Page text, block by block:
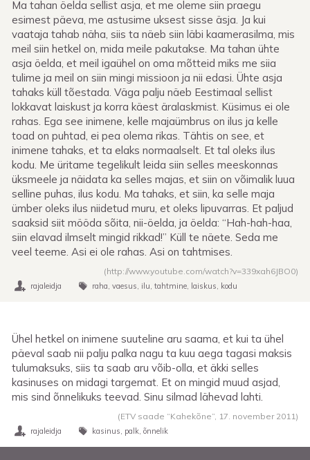
Ma tahan öelda sellist asja, et me oleme siin praegu
esimest päeva, me astusime uksest sisse äsja. Ja kui
vaataja tahab näha, siis ta näeb siin läbi kaamerasilma, mis
meil siin hetkel on, mida meile pakutakse. Ma tahan ühte
asja öelda, et meil igaühel on oma mõtteid miks me siia
tulime ja meil on siin mingi missioon ja nii edasi. Ühte asja
tahaks küll tõestada. Väga palju näeb Eestimaal sellist
lokkavat laiskust ja korra käest äralaskmist. Küsimus ei ole
rahas. Ega see inimene, kelle majaümbrus on ilus ja kelle
toad on puhtad, ei pea olema rikas. Tähtis on see, et
inimene tahaks, et ta elaks normaalselt. Et tal oleks ilus
kodu. Me üritame tegelikult leida siin selles meeskonnas
üksmeele ja näidata ka selles majas, et siin on võimalik luua
selline puhas, ilus kodu. Ma tahaks, et siin, ka selle maja
ümber oleks ilus niidetud muru, et oleks lipuvarras. Et paljud
saaksid siit mööda sõita, nii-öelda, ja öelda: “Hah-hah-haa,
siin elavad ilmselt mingid rikkad!” Küll te näete. Seda me
veel teeme. Asi ei ole rahas. Asi on tahtmises.
(http://www.youtube.com/watch?v=339xah6JBO0)
rajaleidja raha vaesus ilu tahtmine laiskus kodu
Ühel hetkel on inimene suuteline aru saama, et kui ta ühel
päeval saab nii palju palka nagu ta kuu aega tagasi maksis
tulumaksuks, siis ta saab aru võib-olla, et äkki selles
kasinuses on midagi targemat. Et on mingid muud asjad,
mis sind õnnelikuks teevad. Sinu silmad lähevad lahti.
(ETV saade “Kahekõne”, 17. november 2011 )
rajaleidja kasinus palk õnnelik